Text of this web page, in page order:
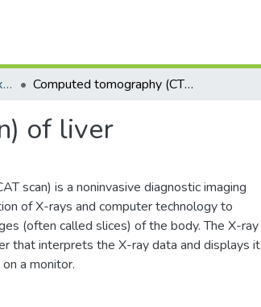
Наукові роботи молодих дослідників. Кафедра пропедевтики внутрішньої медицини № 1, основ біоетики та біобезпеки Computed tomography (CT or CAT scan) of liver
of liver
scan) is a noninvasive diagnostic imaging
of X-rays and computer technology to
(often called slices) of the body. The X-ray
that interprets the X-ray data and displays it
a monitor.